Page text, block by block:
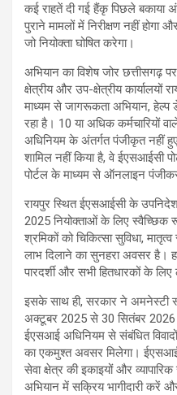
कई राहतें दी गई हैंकृ पिछले बकाया
पुराने मामलों में निरीक्षण नहीं होगा
जो नियोक्ता घोषित करेगा।
अभियान का विशेष जोर छत्तीसगढ़
क्षेत्रीय और उप-क्षेत्रीय कार्यालयों
माध्यम से जागरूकता अभियान,
रहा है। 10 या अधिक कर्मचारियों
अधिनियम के अंतर्गत पंजीकृत नहीं हुए
शामिल नहीं किया है, वे ईएसआईसी
पोर्टल के माध्यम से ऑनलाइन
रायपुर स्थित ईएसआईसी के
2025 नियोक्ताओं के लिए
श्रमिकों को चिकित्सा सुविधा,
लाभ दिलाने का सुनहरा अवसर है।
पारदर्शी और सभी हितधारकों के लिए
इसके साथ ही, सरकार ने अमनेस्टी
अक्टूबर 2025 से 30 सितंबर
ईएसआई अधिनियम से संबंधित
का एकमुश्त अवसर मिलेगा।
सेवा क्षेत्र की इकाइयों और
अभियान में सक्रिय भागीदारी करें